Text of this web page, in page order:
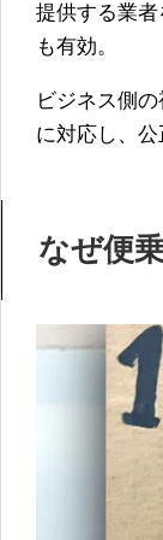
提供する業
も有効。
ビジネス側
に対応し、
なぜ便